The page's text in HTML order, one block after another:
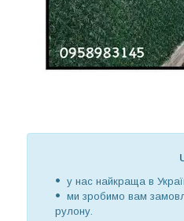
у нас найкраща в
ми зробимо вам
рулону.